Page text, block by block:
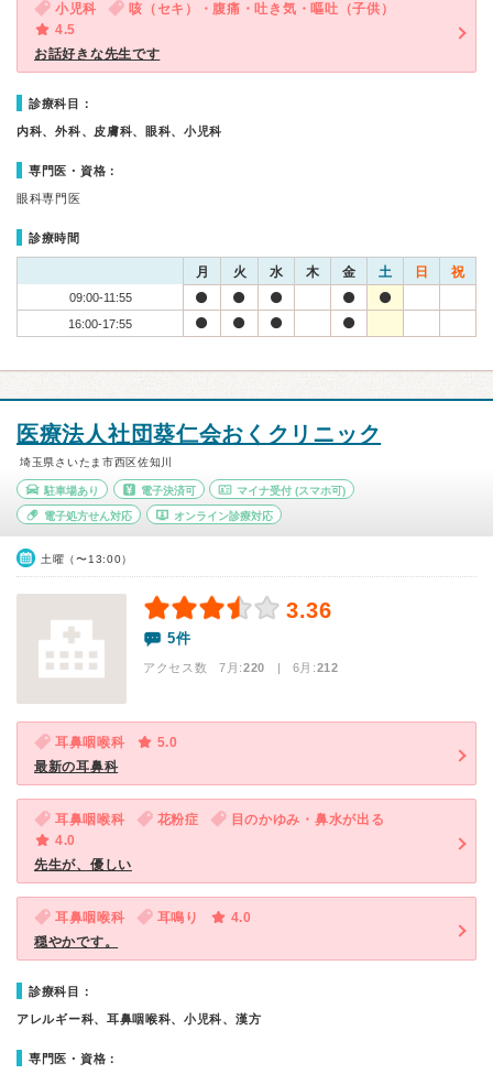
小児科
咳（セキ）・腹痛・吐き気・嘔吐（子供）
4.5
お話好きな先生です
診療科目：
内科、外科、皮膚科、眼科、小児科
専門医・資格：
眼科専門医
診療時間
月 火 水 木 金 土 日 祝
09:00-11:55
16:00-17:55
医療法人社団葵仁会おくクリニック
埼玉県さいたま市西区佐知川
駐車場あり 電子決済可 マイナ受付 (スマホ可)
電子処方せん対応 オンライン診療対応
土曜（〜13:00）
3.36
5件
アクセス数 7月:220 | 6月:212
耳鼻咽喉科
5.0
最新の耳鼻科
耳鼻咽喉科 花粉症
目のかゆみ・鼻水が出る
4.0
先生が、優しい
耳鼻咽喉科 耳鳴り
4.0
穏やかです。
診療科目：
アレルギー科、耳鼻咽喉科、小児科、漢方
専門医・資格：